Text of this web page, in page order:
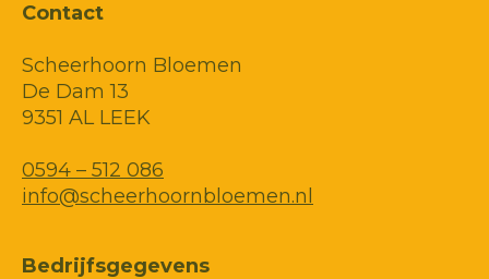
Contact
Scheerhoorn Bloemen
De Dam 13
9351 AL LEEK
0594 – 512 086
info@scheerhoornbloemen.nl
Bedrijfsgegevens